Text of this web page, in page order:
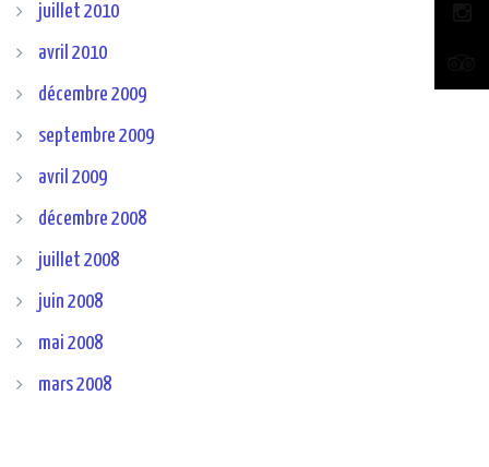
juillet 2010
avril 2010
décembre 2009
septembre 2009
avril 2009
décembre 2008
juillet 2008
juin 2008
mai 2008
mars 2008